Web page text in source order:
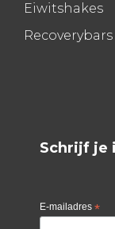
Eiwitshakes
Recoverybars
Schrijf je
E-mailadres *